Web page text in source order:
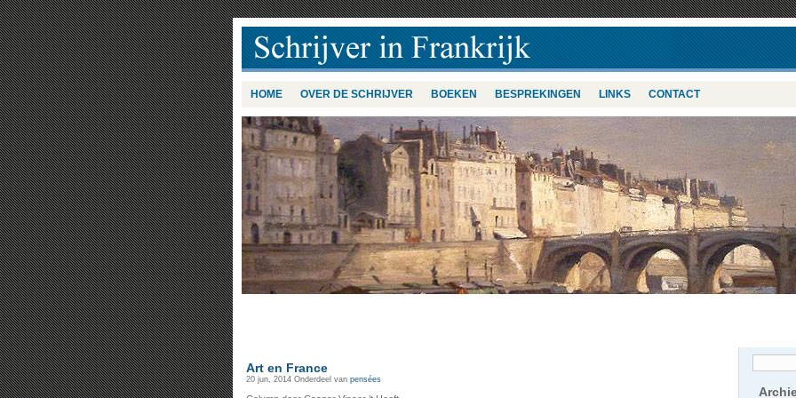
HOME OVER DE SCHRIJVER BOEKEN BESPREKINGEN LINKS CONTACT
Art en France
20 jun, 2014 Onderdeel van pensées